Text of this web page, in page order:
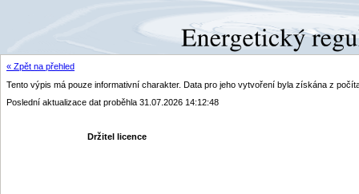
« Zpět na přehled
Tento výpis má pouze informativní charakter. Data pro jeho vytvoření byla získána z
Poslední aktualizace dat proběhla 31.07.2026 14:12:48
Držitel licence